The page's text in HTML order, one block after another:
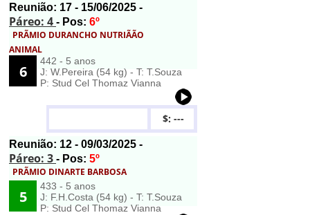
Reunião: 17 - 15/06/2025 -
Páreo: 4 - Pos: 6º
PRÃMIO DURANCHO NUTRIÃÃO
ANIMAL
6
442 - 5 anos
J: W.Pereira (54 kg) - T: T.Souza
P: Stud Cel Thomaz Vianna
$: ---
Reunião: 12 - 09/03/2025 -
Páreo: 3 - Pos: 5º
PRÃMIO DINARTE BARBOSA
5
433 - 5 anos
J: F.H.Costa (54 kg) - T: T.Souza
P: Stud Cel Thomaz Vianna